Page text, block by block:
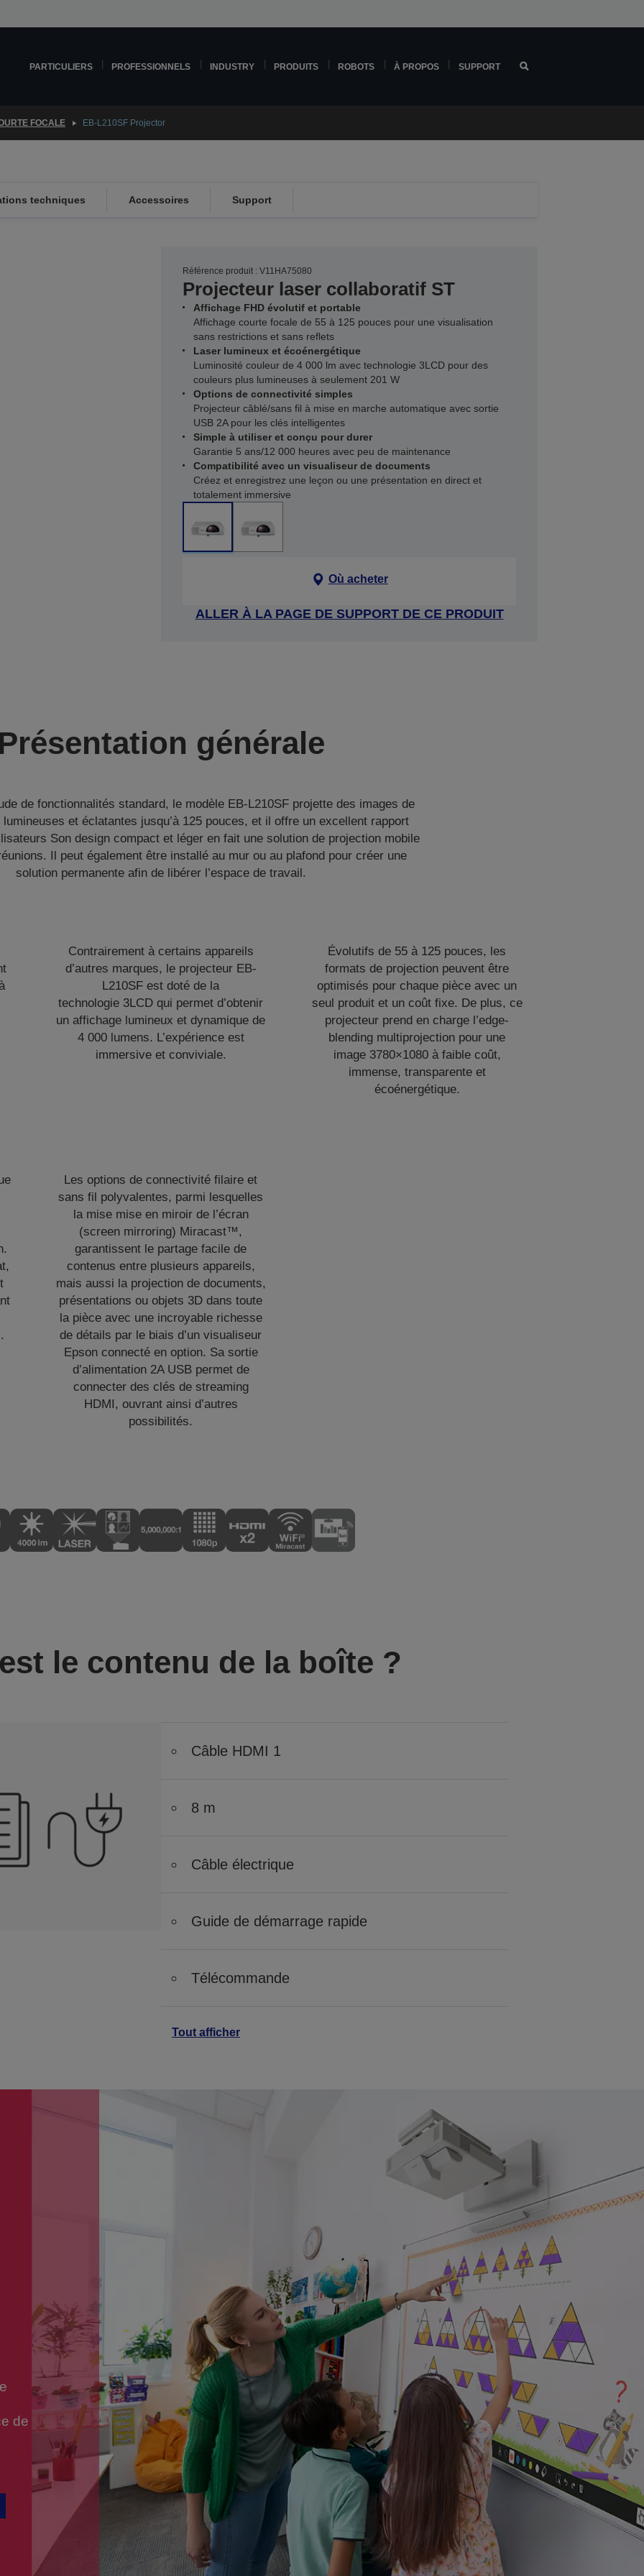
PARTICULIERS PROFESSIONNELS INDUSTRY PRODUITS ROBOTS À PROPOS SUPPORT
FOCALE EB-L210SF Projector
techniques Accessoires Support
Référence produit : V11HA75080
Projecteur laser collaboratif ST
Affichage FHD évolutif et portable
Affichage courte focale de 55 à 125 pouces pour une visualisation
sans restrictions et sans reflets
Laser lumineux et écoénergétique
Luminosité couleur de 4 000 lm avec technologie 3LCD pour des
couleurs plus lumineuses à seulement 201 W
Options de connectivité simples
Projecteur câblé/sans fil à mise en marche automatique avec sortie
USB 2A pour les clés intelligentes
Simple à utiliser et conçu pour durer
Garantie 5 ans/12 000 heures avec peu de maintenance
Compatibilité avec un visualiseur de documents
Créez et enregistrez une leçon ou une présentation en direct et
totalement immersive
Où acheter
ALLER À LA PAGE DE SUPPORT DE CE PRODUIT
générale
de fonctionnalités standard, le modèle EB-L210SF projette des images de
et éclatantes jusqu’à 125 pouces, et il offre un excellent rapport
Son design compact et léger en fait une solution de projection mobile
Il peut également être installé au mur ou au plafond pour créer une
solution permanente afin de libérer l’espace de travail.
Contrairement à certains appareils
d’autres marques, le projecteur EB-
L210SF est doté de la
technologie 3LCD qui permet d’obtenir
un affichage lumineux et dynamique de
4 000 lumens. L’expérience est
immersive et conviviale.
Évolutifs de 55 à 125 pouces, les
formats de projection peuvent être
optimisés pour chaque pièce avec un
seul produit et un coût fixe. De plus, ce
projecteur prend en charge l’edge-
blending multiprojection pour une
image 3780×1080 à faible coût,
immense, transparente et
écoénergétique.
Les options de connectivité filaire et
sans fil polyvalentes, parmi lesquelles
la mise mise en miroir de l’écran
(screen mirroring) Miracast™,
garantissent le partage facile de
contenus entre plusieurs appareils,
mais aussi la projection de documents,
présentations ou objets 3D dans toute
la pièce avec une incroyable richesse
de détails par le biais d’un visualiseur
Epson connecté en option. Sa sortie
d’alimentation 2A USB permet de
connecter des clés de streaming
HDMI, ouvrant ainsi d’autres
possibilités.
le contenu de la boîte ?
Câble HDMI 1
8 m
Câble électrique
Guide de démarrage rapide
Télécommande
Tout afficher
de